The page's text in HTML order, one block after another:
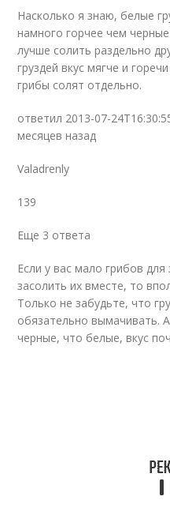
Насколько я знаю, белые
намного горчее чем
лучше солить раздельно
груздей вкус мягче и
грибы солят отдельно.
ответил 2013-07-
месяцев назад
Valadrenly
139
Еще 3 ответа
Если у вас мало грибов
засолить их вместе, то
Только не забудьте, что
обязательно вымачивать.
черные, что белые, вкус